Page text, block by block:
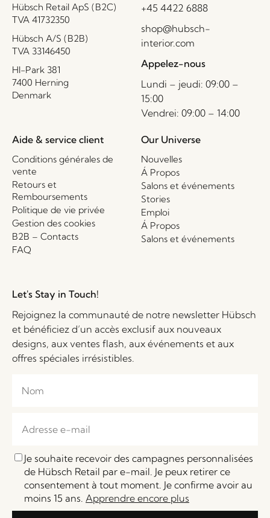
Hübsch Retail ApS (B2C)
TVA 41732350
Hübsch A/S (B2B)
TVA 33146450
HI-Park 381
7400 Herning
Denmark
+45 4422 6888
shop@hubsch-
interior.com
Appelez-nous
Lundi – jeudi: 09:00 –
15:00
Vendrei: 09:00 – 14:00
Aide & service client
Conditions générales de
vente
Retours et
Remboursements
Politique de vie privée
Gestion des cookies
B2B – Contacts
FAQ
Our Universe
Nouvelles
Á Propos
Salons et événements
Stories
Emploi
Á Propos
Salons et événements
Let's Stay in Touch!
Rejoignez la communauté de notre newsletter Hübsch
et bénéficiez d’un accès exclusif aux nouveaux
designs, aux ventes flash, aux événements et aux
offres spéciales irrésistibles.
Je souhaite recevoir des campagnes personnalisées
de Hübsch Retail par e-mail. Je peux retirer ce
consentement à tout moment. Je confirme avoir au
moins 15 ans. Apprendre encore plus